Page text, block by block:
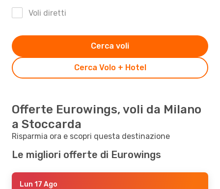
Voli diretti
Cerca Volo + Hotel
Cerca voli
Offerte Eurowings, voli da Milano
a Stoccarda
Risparmia ora e scopri questa destinazione
Le migliori offerte di Eurowings
Lun 17 Ago